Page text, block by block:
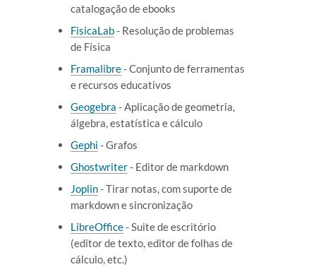
catalogação de ebooks
FisicaLab- Resolução de problemas
de Física
Framalibre- Conjunto de ferramentas
e recursos educativos
Geogebra - Aplicação de geometria,
álgebra, estatística e cálculo
Gephi - Grafos
Ghostwriter- Editor de markdown
Joplin- Tirar notas, com suporte de
markdown e sincronização
LibreOffice- Suite de escritório
(editor de texto, editor de folhas de
cálculo, etc.)